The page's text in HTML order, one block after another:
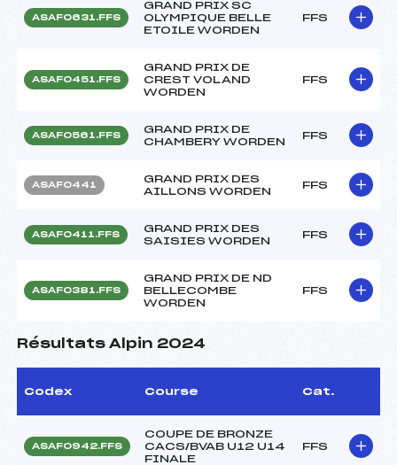
ASAF0631.FFS
GRAND PRIX SC
OLYMPIQUE BELLE
ETOILE WORDEN
FFS
ASAF0451.FFS
GRAND PRIX DE
CREST VOLAND
WORDEN
FFS
ASAF0561.FFS
GRAND PRIX DE
CHAMBERY WORDEN
FFS
ASAF0441
GRAND PRIX DES
AILLONS WORDEN
FFS
ASAF0411.FFS
GRAND PRIX DES
SAISIES WORDEN
FFS
ASAF0381.FFS
GRAND PRIX DE ND
BELLECOMBE
WORDEN
FFS
Résultats Alpin 2024
Codex Course Cat.
ASAF0942.FFS
COUPE DE BRONZE
CACS/BVAB U12 U14
FINALE
FFS